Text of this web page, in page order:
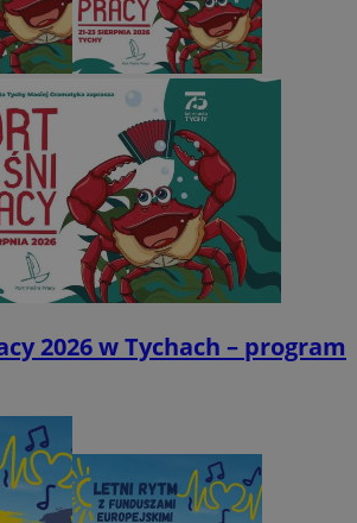
2026 w Tychach – program